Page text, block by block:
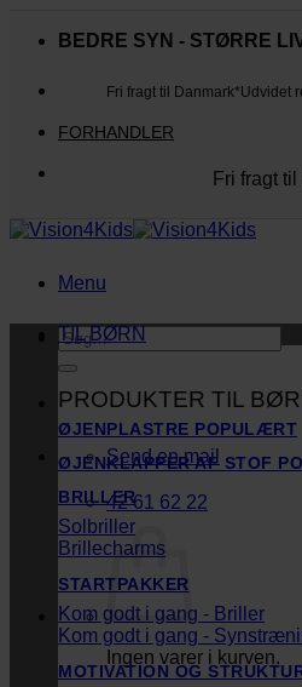
BEDRE SYN - STØRRE
Fri fragt til Danmark*Udvidet
FORHANDLER
Fri fragt
Menu
Søg
efter:
Send en mail
42 61 62 22
Ingen varer i kurven.
TIL BØRN
PRODUKTER TIL
ØJENPLASTRE
ØJENKLAPPER AF STOF
BRILLER
Solbriller
Brillecharms
STARTPAKKER
Kom godt i gang - Briller
Kom godt i gang -
MOTIVATION OG